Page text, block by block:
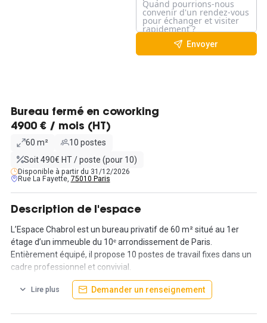
Envoyer
Bureau fermé en coworking
4900 € / mois (HT)
60 m²
10 postes
Soit 490€ HT / poste (pour 10)
Disponible à partir du 31/12/2026
Rue La Fayette, 75010 Paris
Description de l'espace
L’Espace Chabrol est un bureau privatif de 60 m² situé au 1er
étage d’un immeuble du 10ᵉ arrondissement de Paris.
Entièrement équipé, il propose 10 postes de travail fixes dans un
cadre professionnel et convivial.
Cet espace comprend un open space privatif pouvant accueillir
phonebooths pour passer des appels en toute tranquillité.
Lire plus Demander un renseignement